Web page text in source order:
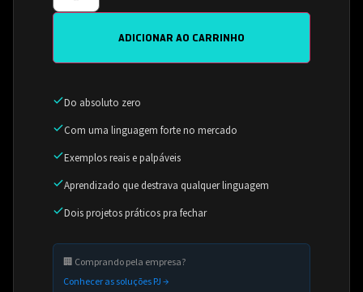
ADICIONAR AO CARRINHO
Do absoluto zero
Com uma linguagem forte no mercado
Exemplos reais e palpáveis
Aprendizado que destrava qualquer linguagem
Dois projetos práticos pra fechar
🏢 Comprando pela empresa?
Conhecer as soluções PJ →